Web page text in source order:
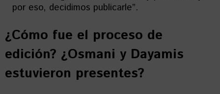
por eso, decidimos publicarle”.
¿Cómo fue el proceso de
edición? ¿Osmani y Dayamis
estuvieron presentes?